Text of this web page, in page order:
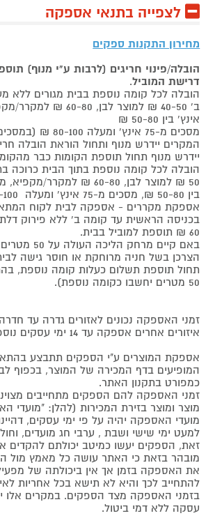
לצפייה בתנאי אספקה
מחירון התקנות ספקים
הובלה/פינוי חריגים (לרבות ע"י מנוף)
דרישת המוביל.
הובלה לכל קומה נוספת בבית מגורים ללא
אינץ' בין 50-80 ₪
מסכים מ-75 אינץ' ומעלה
המקרים יידרש מנוף ותחול הוראת הובלה
יידרש מנוף תחול תוספת הקומות כבר
בין 50-80 ₪, מסכים מ-75 אינץ' ומעלה 80-100 ₪.
אספקת מקררים - אספקה לבית לקוח
בכניסה הראשית עד קומה ב' ללא פירוק
60 ₪ תוספת למוביל בבית.
באם קיים מרחק
הצרכן בשל חניה מרוחקת או חוסר גישה
תחול תוספת תשלום כעלות קומה נוספת,
50 מטרים יחשבו כקומה נוספת).
זמני האספקה נכונים לאזורים גדרה עד חדרה
איזורים אחרים אספקה עד 14 ימי עסקים נוספים
אספקת המוצרים ע"י הספקים תתבצע
המופיעים בדף המכירה של המוצר, בכפוף
כמפורט בתקנון האתר.
זמני האספקה להם הספקים מתחייבים
מוצר ומוצר בזירת המכירות (להלן: "מועדי
מועדי האספקה יהיה על פי ימי עסקים,
למעט ימי שישי ושבת , ערבי חג מועדים,
זאת, הספקים יעשו כמיטב יכולתם להקדים
מובהר בזאת כי האתר עושה כל מאמץ מול
את האספקה בזמן אך אין ביכולתה של
להתחייב לכך והיא לא תישא בכל אחריות
בזמני האספקה מצד הספקים. במקרים אלו
עסקה ללא דמי ביטול.